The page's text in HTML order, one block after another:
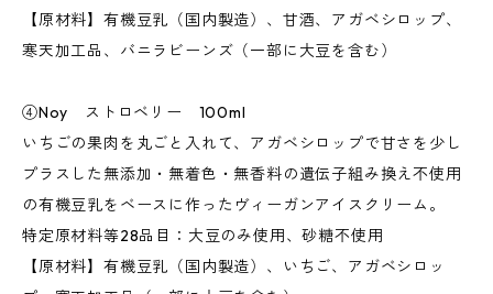
【原材料】有機豆乳（国内製造）、甘酒、アガベシロップ、
寒天加工品、バニラビーンズ（一部に大豆を含む）
④Noy ストロベリー 100ml
いちごの果肉を丸ごと入れて、アガベシロップで甘さを少し
プラスした無添加・無着色・無香料の遺伝子組み換え不使用
の有機豆乳をベースに作ったヴィーガンアイスクリーム。
特定原材料等28品目：大豆のみ使用、砂糖不使用
【原材料】有機豆乳（国内製造）、いちご、アガベシロッ